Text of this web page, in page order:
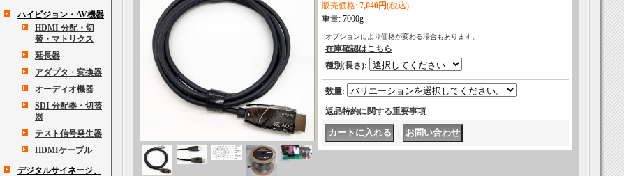
ハイビジョン・AV機器
HDMI 分配・切
替・マトリクス
延長器
アダプタ・変換器
オーディオ機器
SDI 分配器・切替
器
テスト信号発生器
HDMIケーブル
デジタルサイネージ、
販売価格: 7,040円(税込)
重量: 7000g
オプションにより価格が変わる場合もあります。
在庫確認はこちら
種別(長さ):
数量:
返品特約に関する重要事項